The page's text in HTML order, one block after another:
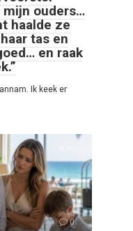
mijn ouders…
haalde ze
tas en
en raak
Ik keek er
0